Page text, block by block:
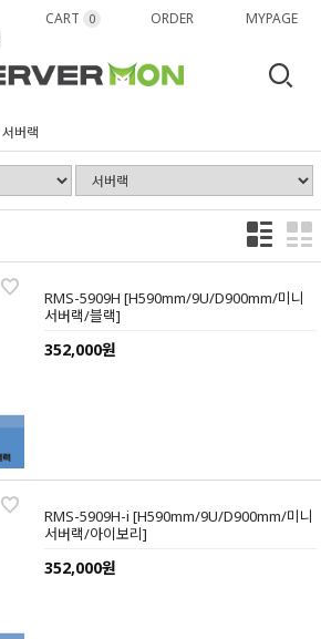
CART 0 ORDER MYPAGE
서버랙
RMS-5909H [H590mm/9U/D900mm/미니
서버랙/블랙]
352,000원
RMS-5909H-i [H590mm/9U/D900mm/미니
서버랙/아이보리]
352,000원